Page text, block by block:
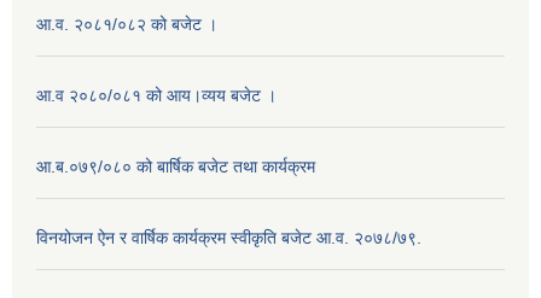
आ.व. २०८१/०८२ को बजेट ।
आ.व २०८०/०८१ को आय।व्यय बजेट ।
आ.ब.०७९/०८० को बार्षिक बजेट तथा कार्यक्रम
विनयोजन ऐन र वार्षिक कार्यक्रम स्वीकृति बजेट आ.व. २०७८/७९.